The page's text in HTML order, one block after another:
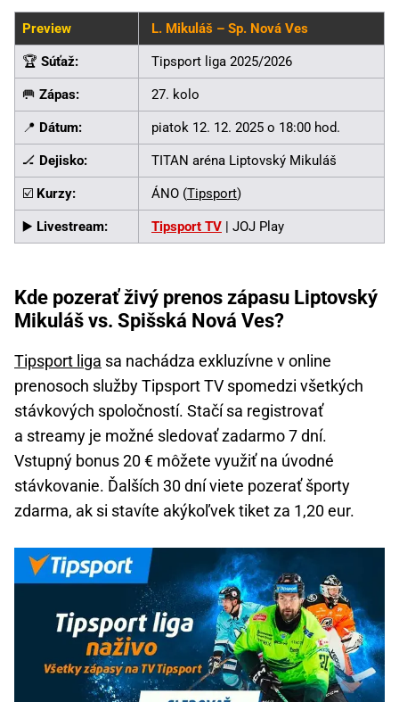
Preview L. Mikuláš – Sp. Nová Ves
🏆 Súťaž: Tipsport liga 2025/2026
🥅 Zápas: 27. kolo
📍 Dátum: piatok 12. 12. 2025 o 18:00 hod.
🏒 Dejisko: TITAN aréna Liptovský Mikuláš
☑️ Kurzy: ÁNO (Tipsport)
▶️ Livestream: Tipsport TV | JOJ Play
Kde pozerať živý prenos zápasu Liptovský
Mikuláš vs. Spišská Nová Ves?
Tipsport liga sa nachádza exkluzívne v online
prenosoch služby Tipsport TV spomedzi všetkých
stávkových spoločností. Stačí sa registrovať
a streamy je možné sledovať zadarmo 7 dní.
Vstupný bonus 20 € môžete využiť na úvodné
stávkovanie. Ďalších 30 dní viete pozerať športy
zdarma, ak si stavíte akýkoľvek tiket za 1,20 eur.